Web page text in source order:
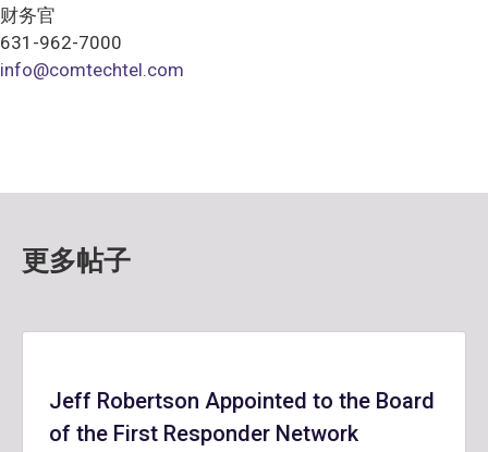
财务官
631-962-7000
info@comtechtel.com
更多帖子
Jeff Robertson Appointed to the Board
of the First Responder Network